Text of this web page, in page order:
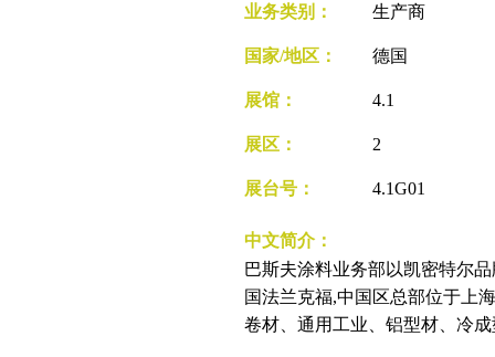
业务类别： 生产商
国家/地区： 德国
展馆： 4.1
展区： 2
展台号： 4.1G01
中文简介：
巴斯夫涂料业务部以凯密特尔
国法兰克福,中国区总部位于上
卷材、通用工业、铝型材、冷